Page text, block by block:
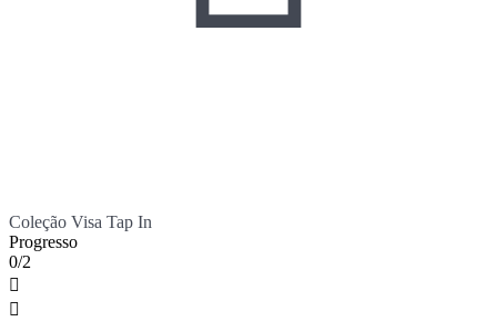
Coleção Visa Tap In
Progresso
0/2

